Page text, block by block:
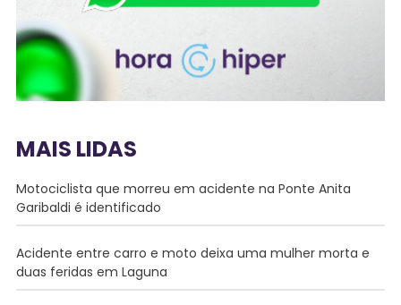
MAIS LIDAS
Motociclista que morreu em acidente na Ponte Anita
Garibaldi é identificado
Acidente entre carro e moto deixa uma mulher morta e
duas feridas em Laguna